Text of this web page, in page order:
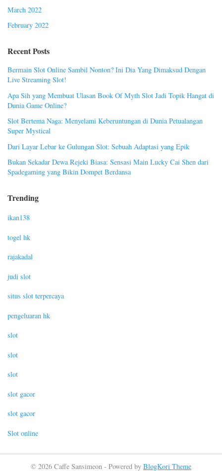
March 2022
February 2022
Recent Posts
Bermain Slot Online Sambil Nonton? Ini Dia Yang Dimaksud Dengan
Live Streaming Slot!
Apa Sih yang Membuat Ulasan Book Of Myth Slot Jadi Topik Hangat di
Dunia Game Online?
Slot Bertema Naga: Menyelami Keberuntungan di Dunia Petualangan
Super Mystical
Dari Layar Lebar ke Gulungan Slot: Sebuah Adaptasi yang Epik
Bukan Sekadar Dewa Rejeki Biasa: Sensasi Main Lucky Cai Shen dari
Spadegaming yang Bikin Dompet Berdansa
Trending
ikan138
togel hk
rajakadal
judi slot
situs slot terpercaya
pengeluaran hk
slot
slot
slot
slot gacor
slot gacor
Slot online
© 2026 Caffe Sansimeon - Powered by BlogKori Theme